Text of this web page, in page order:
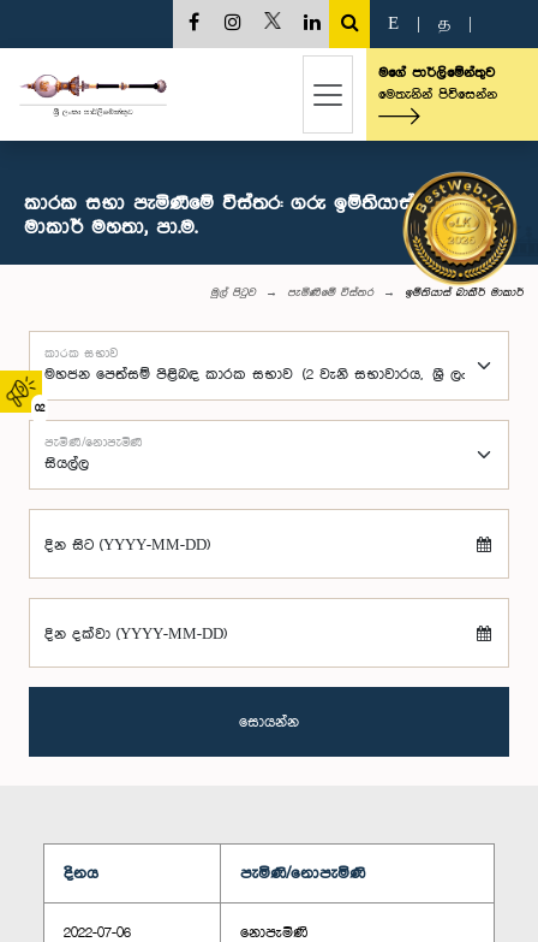
02
E த
මගේ පාර්ලිමේන්තුව
මෙතැනින් පිවිසෙන්න
කාරක සභා පැමිණීමේ විස්තර: ගරු ඉම්තියාස් බාකීර්
මාකාර් මහතා, පා.ම.
මුල් පිටුව පැමිණීමේ විස්තර ඉම්තියාස් බාකීර් මාකාර්
කාරක සභාව
පැමිණි/නොපැමිණි
දින සිට (YYYY-MM-DD)
දින දක්වා (YYYY-MM-DD)
සොයන්න
දිනය පැමිණි/නොපැමිණි
2022-07-06 නොපැමිණි